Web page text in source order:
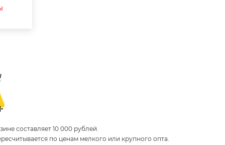
составляет 10 000 рублей.
по ценам мелкого или крупного опта.